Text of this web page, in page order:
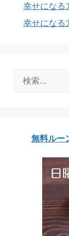
幸せになる
幸せになる
索:
無料ルー